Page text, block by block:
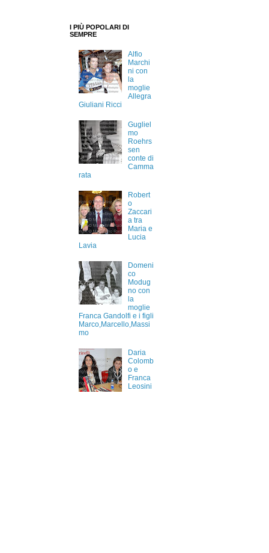
I PIÙ POPOLARI DI
SEMPRE
Alfio
Marchi
ni con
la
moglie
Allegra
Giuliani Ricci
Gugliel
mo
Roehrs
sen
conte di
Camma
rata
Robert
o
Zaccari
a tra
Maria e
Lucia
Lavia
Domeni
co
Modug
no con
la
moglie
Franca Gandolfi e i figli
Marco,Marcello,Massi
mo
Daria
Colomb
o e
Franca
Leosini